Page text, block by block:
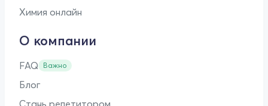
Химия онлайн
О компании
FAQ Важно
Блог
Стань репетитором